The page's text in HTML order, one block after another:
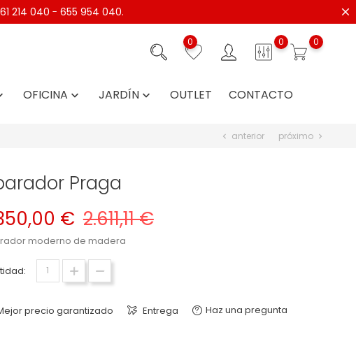
214 040 - 655 954 040.
0 0 0
OFICINA  JARDÍN  OUTLET CONTACTO
chevron_left anterior próximo chevron_right
Praga
€ 2.611,11 €
moderno de madera
precio garantizado Entrega Haz una pregunta